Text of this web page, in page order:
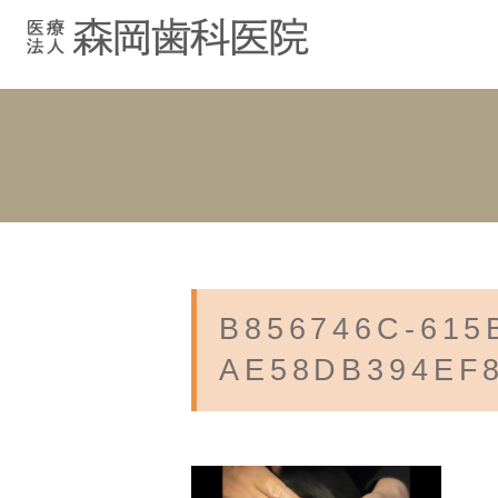
むし歯治療
小児歯科
院長紹介 院内紹介
院長ブログ スタッフブ
B856746C-